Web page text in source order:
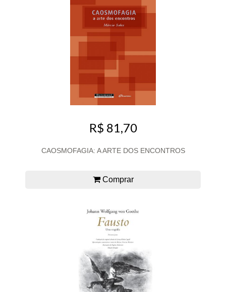
R$ 81,70
CAOSMOFAGIA: A ARTE DOS ENCONTROS
Comprar